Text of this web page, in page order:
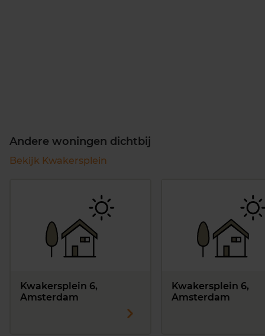
Andere woningen dichtbij
Bekijk Kwakersplein
Kwakersplein 6,
Amsterdam
Kwakersplein 6,
Amsterdam